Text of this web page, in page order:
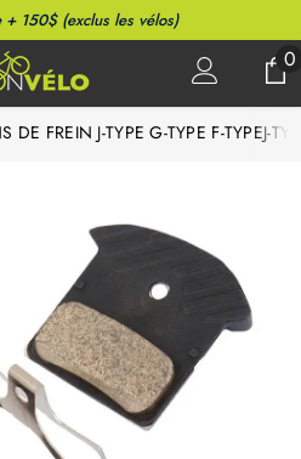
150$ (exclus les vélos)
0
0
DE FREIN J-TYPE G-TYPE F-TYPEJ-